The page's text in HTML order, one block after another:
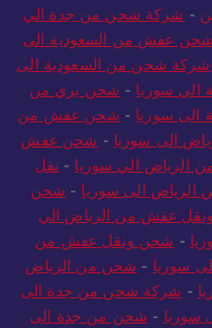
- شركة شحن من جدة الي
شحن عفش من السعودية الى
شركة شحن من السعودية الى
سوريا - شحن بري من
الى سوريا - شحن عفش من
الى سوريا - شحن عفش
الرياض الي سوريا - نقل
الى سوريا - شحن
عفش من الرياض الي
- شحن ونقل عفش من
سوريا - شحن من الرياض
- شركة شحن من جدة الى
- شحن من جدة الى